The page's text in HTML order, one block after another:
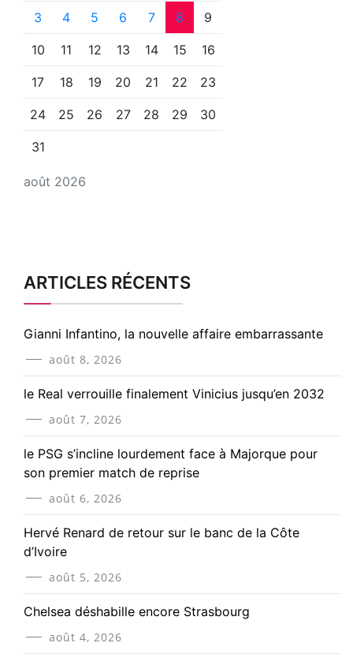
août 2026
3 4 5 6 7 8 9
10 11 12 13 14 15 16
17 18 19 20 21 22 23
24 25 26 27 28 29 30
31
ARTICLES RÉCENTS
Gianni Infantino, la nouvelle affaire embarrassante
août 8, 2026
le Real verrouille finalement Vinicius jusqu’en 2032
août 7, 2026
le PSG s’incline lourdement face à Majorque pour
son premier match de reprise
août 6, 2026
Hervé Renard de retour sur le banc de la Côte
d’Ivoire
août 5, 2026
Chelsea déshabille encore Strasbourg
août 4, 2026